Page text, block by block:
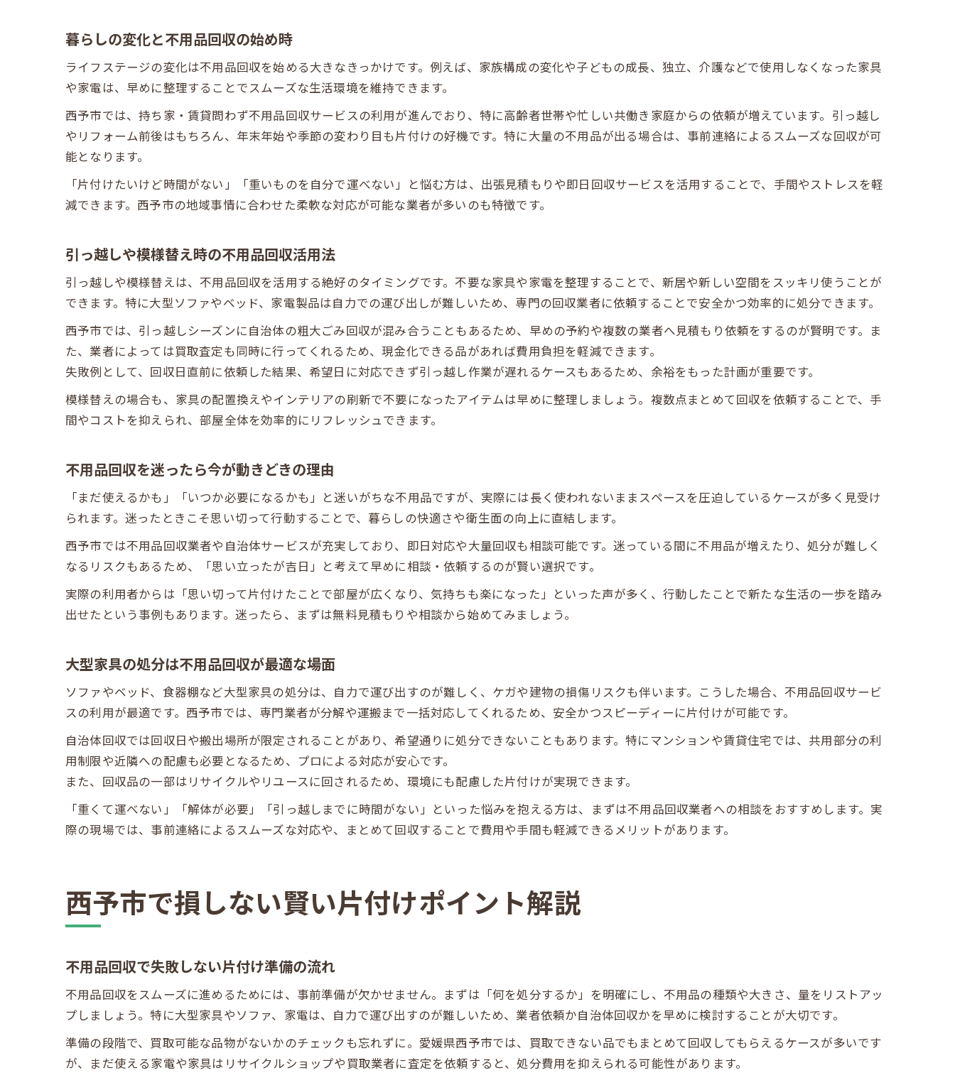
時間がないときの不用品回収活用テクニック
引っ越し前の不用品回収時短ポイント
不用品回収で素早く片付けるコツと注意点
大型家具やソファも安心な回収の進め方
ソファの回収は不用品回収のプロに任せるべき理由
搬出が難しい時の不用品回収対策ポイント
西予市で片付ける際の注意点と安全対策
不用品回収時に気を付けたい安全ポイント
粗大ゴミシールと不用品回収の違いに注意
雨の日の不用品回収やシールの扱い方
不用品回収で防ぎたい追加料金とリスク
西予市で安心できる不用品回収の選び方
暮らしの変化と不用品回収の始め時
ライフステージの変化は不用品回収を始める大きなきっかけです。例えば、家族構成の変化や子どもの成長、独立、介護などで使用しなくなった家具
や家電は、早めに整理することでスムーズな生活環境を維持できます。
西予市では、持ち家・賃貸問わず不用品回収サービスの利用が進んでおり、特に高齢者世帯や忙しい共働き家庭からの依頼が増えています。引っ越し
やリフォーム前後はもちろん、年末年始や季節の変わり目も片付けの好機です。特に大量の不用品が出る場合は、事前連絡によるスムーズな回収が可
能となります。
「片付けたいけど時間がない」「重いものを自分で運べない」と悩む方は、出張見積もりや即日回収サービスを活用することで、手間やストレスを軽
減できます。西予市の地域事情に合わせた柔軟な対応が可能な業者が多いのも特徴です。
引っ越しや模様替え時の不用品回収活用法
引っ越しや模様替えは、不用品回収を活用する絶好のタイミングです。不要な家具や家電を整理することで、新居や新しい空間をスッキリ使うことが
できます。特に大型ソファやベッド、家電製品は自力での運び出しが難しいため、専門の回収業者に依頼することで安全かつ効率的に処分できます。
西予市では、引っ越しシーズンに自治体の粗大ごみ回収が混み合うこともあるため、早めの予約や複数の業者へ見積もり依頼をするのが賢明です。ま
た、業者によっては買取査定も同時に行ってくれるため、現金化できる品があれば費用負担を軽減できます。
失敗例として、回収日直前に依頼した結果、希望日に対応できず引っ越し作業が遅れるケースもあるため、余裕をもった計画が重要です。
模様替えの場合も、家具の配置換えやインテリアの刷新で不要になったアイテムは早めに整理しましょう。複数点まとめて回収を依頼することで、手
間やコストを抑えられ、部屋全体を効率的にリフレッシュできます。
不用品回収を迷ったら今が動きどきの理由
「まだ使えるかも」「いつか必要になるかも」と迷いがちな不用品ですが、実際には長く使われないままスペースを圧迫しているケースが多く見受け
られます。迷ったときこそ思い切って行動することで、暮らしの快適さや衛生面の向上に直結します。
西予市では不用品回収業者や自治体サービスが充実しており、即日対応や大量回収も相談可能です。迷っている間に不用品が増えたり、処分が難しく
なるリスクもあるため、「思い立ったが吉日」と考えて早めに相談・依頼するのが賢い選択です。
実際の利用者からは「思い切って片付けたことで部屋が広くなり、気持ちも楽になった」といった声が多く、行動したことで新たな生活の一歩を踏み
出せたという事例もあります。迷ったら、まずは無料見積もりや相談から始めてみましょう。
大型家具の処分は不用品回収が最適な場面
ソファやベッド、食器棚など大型家具の処分は、自力で運び出すのが難しく、ケガや建物の損傷リスクも伴います。こうした場合、不用品回収サービ
スの利用が最適です。西予市では、専門業者が分解や運搬まで一括対応してくれるため、安全かつスピーディーに片付けが可能です。
自治体回収では回収日や搬出場所が限定されることがあり、希望通りに処分できないこともあります。特にマンションや賃貸住宅では、共用部分の利
用制限や近隣への配慮も必要となるため、プロによる対応が安心です。
また、回収品の一部はリサイクルやリユースに回されるため、環境にも配慮した片付けが実現できます。
「重くて運べない」「解体が必要」「引っ越しまでに時間がない」といった悩みを抱える方は、まずは不用品回収業者への相談をおすすめします。実
際の現場では、事前連絡によるスムーズな対応や、まとめて回収することで費用や手間も軽減できるメリットがあります。
西予市で損しない賢い片付けポイント解説
不用品回収で失敗しない片付け準備の流れ
不用品回収をスムーズに進めるためには、事前準備が欠かせません。まずは「何を処分するか」を明確にし、不用品の種類や大きさ、量をリストアッ
プしましょう。特に大型家具やソファ、家電は、自力で運び出すのが難しいため、業者依頼か自治体回収かを早めに検討することが大切です。
準備の段階で、買取可能な品物がないかのチェックも忘れずに。愛媛県西予市では、買取できない品でもまとめて回収してもらえるケースが多いです
が、まだ使える家電や家具はリサイクルショップや買取業者に査定を依頼すると、処分費用を抑えられる可能性があります。
お問い合わせはこちら
お問い合わせはこちら